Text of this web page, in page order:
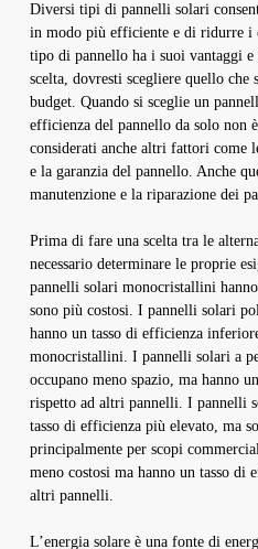
Diversi tipi di pannelli solari
in modo più efficiente e di ridurre i
tipo di pannello ha i suoi vantaggi
scelta, dovresti scegliere quello che
budget. Quando si sceglie un
efficienza del pannello da solo non
considerati anche altri fattori come
e la garanzia del pannello. Anche
manutenzione e la riparazione dei
Prima di fare una scelta tra le
necessario determinare le proprie
pannelli solari monocristallini
sono più costosi. I pannelli solari
hanno un tasso di efficienza
monocristallini. I pannelli solari a
occupano meno spazio, ma hanno
rispetto ad altri pannelli. I pannelli
tasso di efficienza più elevato, ma
principalmente per scopi
meno costosi ma hanno un tasso di
altri pannelli.
L’energia solare è una fonte di